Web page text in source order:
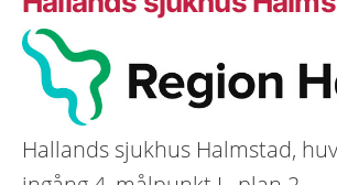
Hallands sjukhus Halmstad,